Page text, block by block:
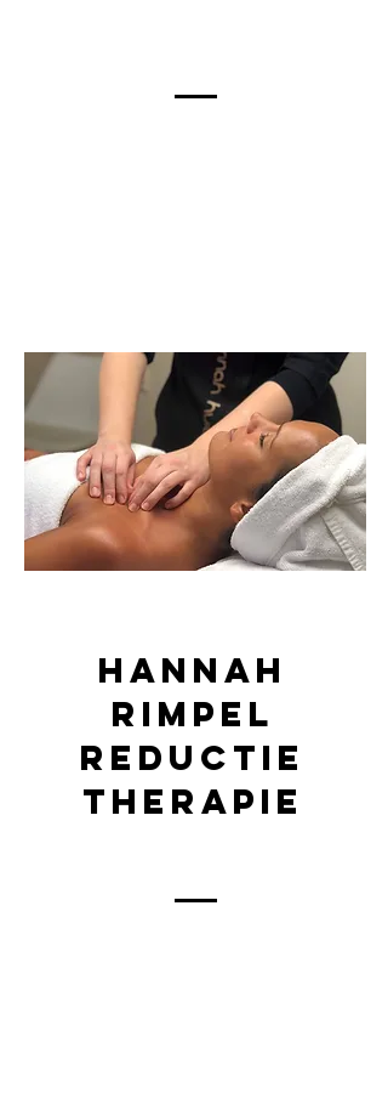
HANNAH
Rimpel
Reductie
Therapie